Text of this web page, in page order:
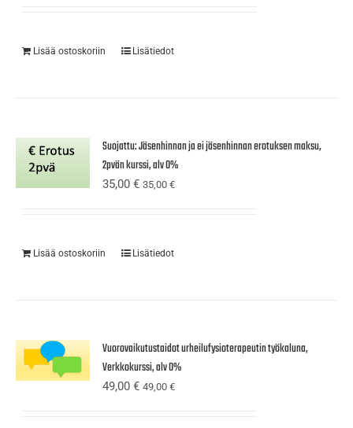
Lisää ostoskoriin Lisätiedot
Suojattu: Jäsenhinnan ja ei jäsenhinnan erotuksen maksu,
2pvän kurssi, alv 0%
35,00€ 35,00€
Lisää ostoskoriin Lisätiedot
Vuorovaikutustaidot urheilufysioterapeutin työkaluna,
Verkkokurssi, alv 0%
49,00€ 49,00€